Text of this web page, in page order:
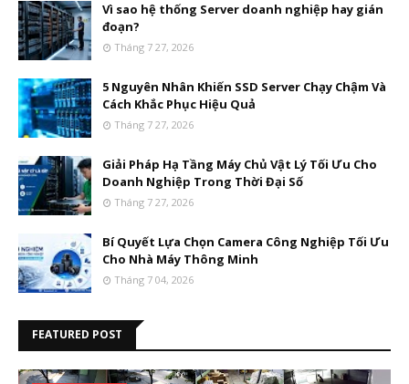
Vì sao hệ thống Server doanh nghiệp hay gián
đoạn?
Tháng 7 27, 2026
5 Nguyên Nhân Khiến SSD Server Chạy Chậm Và
Cách Khắc Phục Hiệu Quả
Tháng 7 27, 2026
Giải Pháp Hạ Tầng Máy Chủ Vật Lý Tối Ưu Cho
Doanh Nghiệp Trong Thời Đại Số
Tháng 7 27, 2026
Bí Quyết Lựa Chọn Camera Công Nghiệp Tối Ưu
Cho Nhà Máy Thông Minh
Tháng 7 04, 2026
FEATURED POST